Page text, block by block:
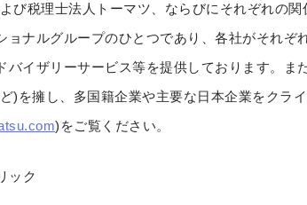
び税理士法人トーマツ、ならびにそれぞれの
ナルグループのひとつであり、各社がそれぞ
バイザリーサービス等を提供しております。ま
)を擁し、多国籍企業や主要な日本企業をクラ
)をご覧ください。
ック